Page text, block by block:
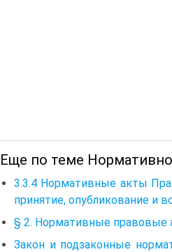
Еще по теме
3.3.4 Нормативные акты
принятие, опубликование и
§ 2. Нормативные правовые
Закон и подзаконные